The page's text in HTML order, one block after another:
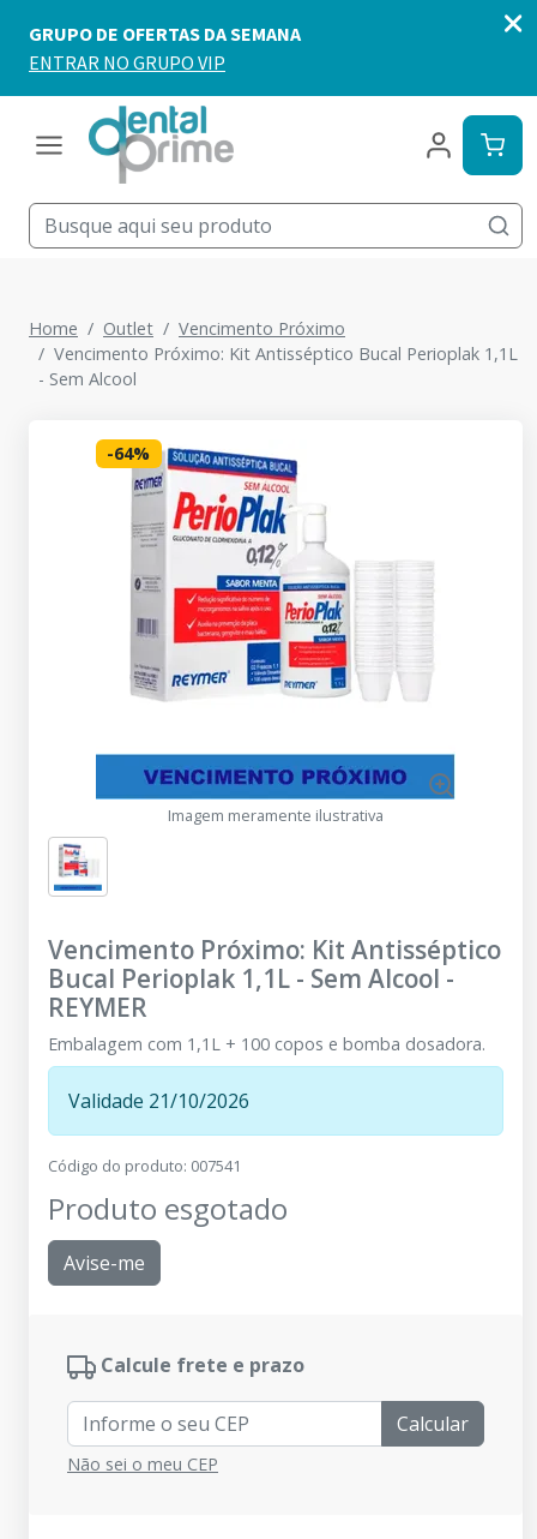
Home Outlet
Vencimento Próximo
Vencimento Próximo: Kit Antisséptico Bucal Perioplak 1,1L
- Sem Alcool
-64%
Imagem meramente ilustrativa
Vencimento Próximo: Kit Antisséptico
Bucal Perioplak 1,1L - Sem Alcool -
REYMER
Embalagem com 1,1L + 100 copos e bomba dosadora.
Validade 21/10/2026
Código do produto: 007541
Produto esgotado
Avise-me
Calcule frete e prazo
Calcular
Não sei o meu CEP